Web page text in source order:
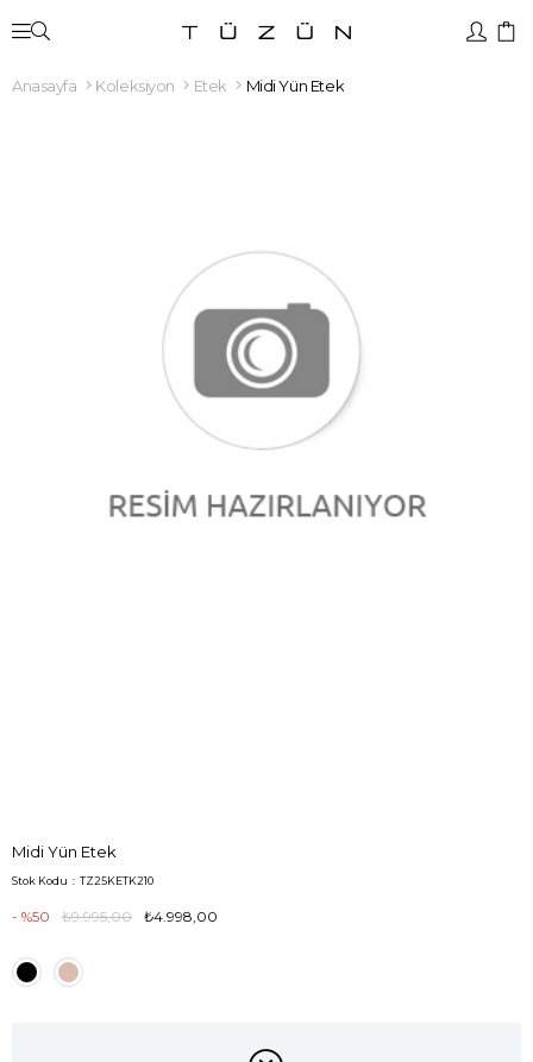
Anasayfa Koleksiyon Etek Midi Yün Etek
Midi Yün Etek
Stok Kodu TZ25KETK210
50 ₺9.995,00 ₺4.998,00